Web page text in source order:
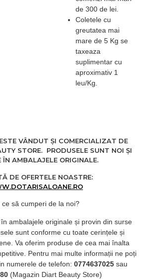
- Intensitate culorii poate
varia.
Atentie: Pentru
sterilizarea cu caldura
uscata folositi banda
indicatoare atat la
exteriorul pachetului cat
si in interiorul acestuia.
folositi respectiva sarja ca
si “sterila” - controlati
Conditii de depozitare:
depozitare a benzilor
pentru pupinel este
cuprinsa intre 15°C -
25°C si o umiditate de 40
- 60%.
Dimensiuni: 19mm x
50m.
de 300 de lei.
Coletele cu
greutatea mai
mare de 5 Kg se
taxeaza
suplimentar cu
aproximativ 1
leu/Kg.
VÂNDUT ȘI COMERCIALIZAT DE
STORE. PRODUSELE SUNT NOI ȘI
ÎN AMBALAJELE ORIGINALE.
DE OFERTELE NOASTRE:
ce să cumperi de la noi?
ambalajele originale și provin din surse
sunt conforme cu toate cerințele și
Va oferim produse de cea mai înalta
Pentru mai multe informații ne poți
numerele de telefon: 0774637025 sau
(Magazin Diart Beauty Store)